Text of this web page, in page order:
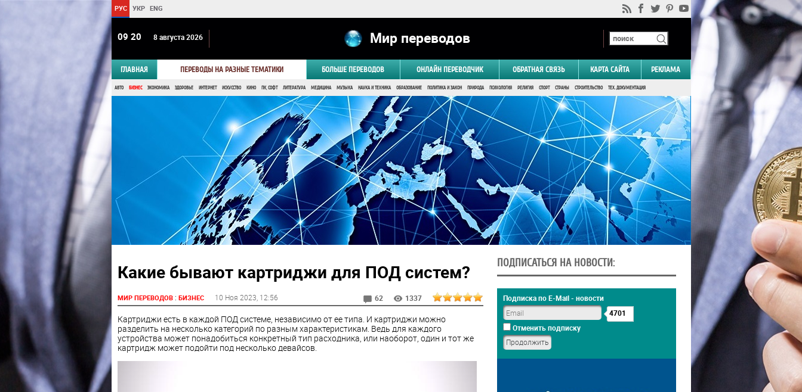
РУС УКР ENG
09:20 8 августа 2026 Мир переводов
ГЛАВНАЯ ПЕРЕВОДЫ НА РАЗНЫЕ ТЕМАТИКИ БОЛЬШЕ ПЕРЕВОДОВ ОНЛАЙН ПЕРЕВОДЧИК ОБРАТНАЯ СВЯЗЬ КАРТА САЙТА РЕКЛАМА
АВТО БИЗНЕС ЭКОНОМИКА ЗДОРОВЬЕ ИНТЕРНЕТ ИСКУССТВО КИНО ПК, СОФТ ЛИТЕРАТУРА МЕДИЦИНА МУЗЫКА НАУКА И ТЕХНИКА ОБРАЗОВАНИЕ ПОЛИТИКА И ЗАКОН ПРИРОДА ПСИХОЛОГИЯ РЕЛИГИЯ СПОРТ СТРАНЫ СТРОИТЕЛЬСТВО ТЕХ. ДОКУМЕНТАЦИЯ
Какие бывают картриджи для ПОД систем?
МИР ПЕРЕВОДОВ: БИЗНЕС 10 Ноя 2023 , 12:56 62 1337
Картриджи есть в каждой ПОД системе, независимо от ее типа. И картриджи можно
разделить на несколько категорий по разным характеристикам. Ведь для каждого
устройства может понадобиться конкретный тип расходника, или наоборот, один и тот же
картридж может подойти под несколько девайсов.
ПОДПИСАТЬСЯ НА НОВОСТИ:
Подписка по E-Mail - новости
4701
Отменить подписку